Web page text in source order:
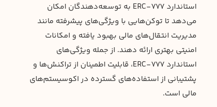
استاندارد ERC-777 به توسعه‌دهندگان امکان
می‌دهد تا توکن‌هایی با ویژگی‌های پیشرفته مانند
مدیریت انتقال‌های مالی بهبود یافته و امکانات
امنیتی بهتری ارائه دهند. از جمله ویژگی‌های
استاندارد ERC-777، قابلیت اطمینان از تراکنش‌ها و
پشتیبانی از استفاده‌های گسترده در اکوسیستم‌های
مالی است.